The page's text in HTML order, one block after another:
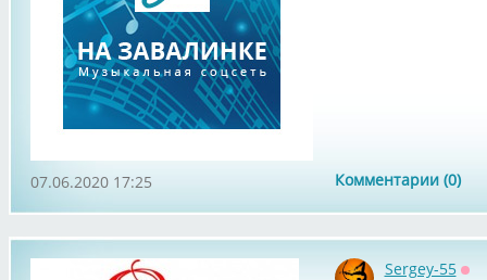
Комментарии (0)
07.06.2020 17:25
Sergey-55